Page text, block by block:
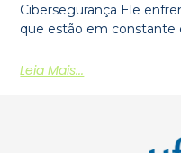
Cibersegurança Ele
que estão em
Leia Mais...